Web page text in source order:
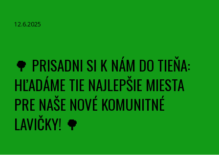
12.6.2025
🌳 PRISADNI SI K NÁM DO TIEŇA:
HĽADÁME TIE NAJLEPŠIE MIESTA
PRE NAŠE NOVÉ KOMUNITNÉ
LAVIČKY! 🌳